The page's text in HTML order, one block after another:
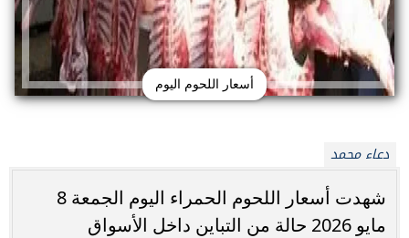
أسعار اللحوم اليوم
دعاء محمد
شهدت أسعار اللحوم الحمراء اليوم الجمعة 8
مايو 2026 حالة من التباين داخل الأسواق